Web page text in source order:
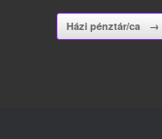
Házi pénztár/ca →